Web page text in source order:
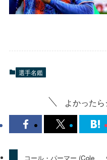
選手名鑑
よかったら
コール・パーマー (Cole